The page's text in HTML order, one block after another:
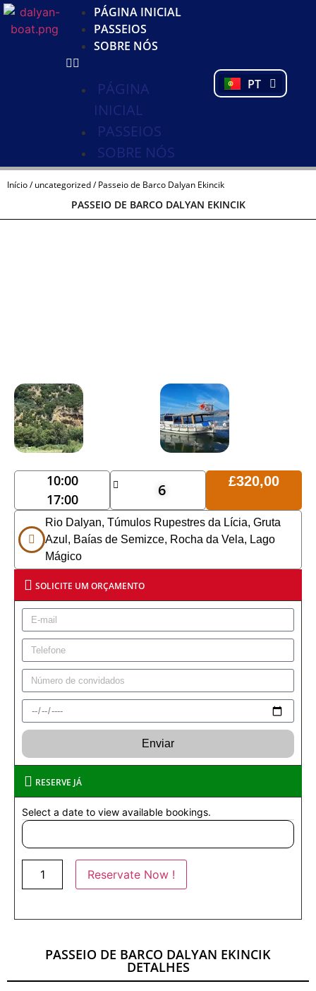
PÁGINA INICIAL
PASSEIOS
SOBRE NÓS
PÁGINA
INICIAL
PASSEIOS
SOBRE NÓS
PT
PL
TR
Início/uncategorized/ Passeio de Barco Dalyan Ekincik
PASSEIO DE BARCO DALYAN EKINCIK
10:00
17:00
6 £320,00
Rio Dalyan, Túmulos Rupestres da Lícia, Gruta
Azul, Baías de Semizce, Rocha da Vela, Lago
Mágico
SOLICITE UM ORÇAMENTO
Enviar
RESERVE JÁ
Select a date to view available bookings.
Reservate Now !
PASSEIO DE BARCO DALYAN EKINCIK
DETALHES